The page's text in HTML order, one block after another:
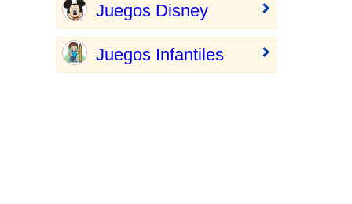
Juegos Disney
Juegos Infantiles